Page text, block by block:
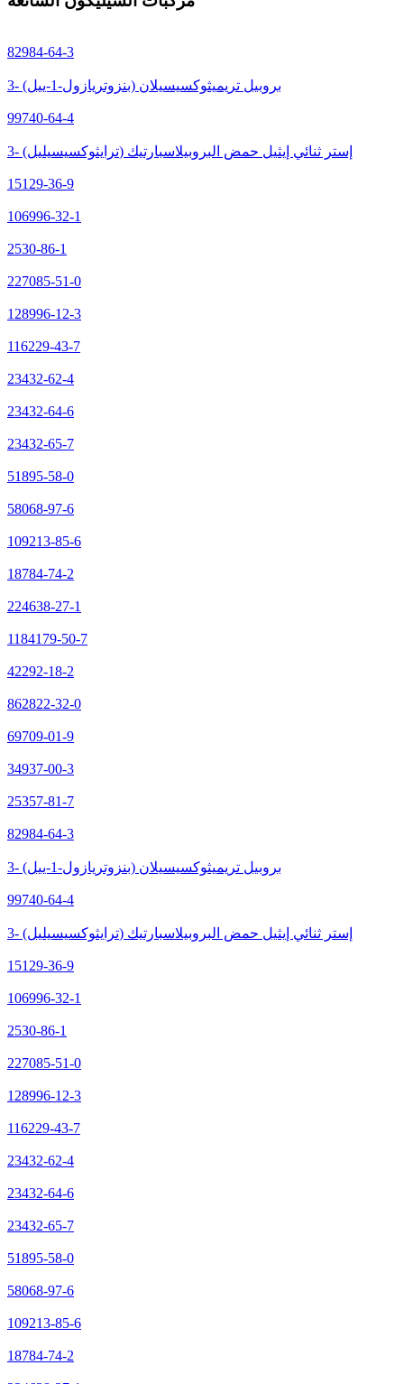
82984-64-3
3- (بنزوتريازول-1-ييل) بروبيل تريميثوكسيسيلان
99740-64-4
3- (ترايثوكسيسيليل) إستر ثنائي إيثيل حمض البروبيلاسبارتيك
15129-36-9
106996-32-1
2530-86-1
227085-51-0
128996-12-3
116229-43-7
23432-62-4
23432-64-6
23432-65-7
51895-58-0
58068-97-6
109213-85-6
18784-74-2
224638-27-1
1184179-50-7
42292-18-2
862822-32-0
69709-01-9
34937-00-3
25357-81-7
82984-64-3
3- (بنزوتريازول-1-ييل) بروبيل تريميثوكسيسيلان
99740-64-4
3- (ترايثوكسيسيليل) إستر ثنائي إيثيل حمض البروبيلاسبارتيك
15129-36-9
106996-32-1
2530-86-1
227085-51-0
128996-12-3
116229-43-7
23432-62-4
23432-64-6
23432-65-7
51895-58-0
58068-97-6
109213-85-6
18784-74-2